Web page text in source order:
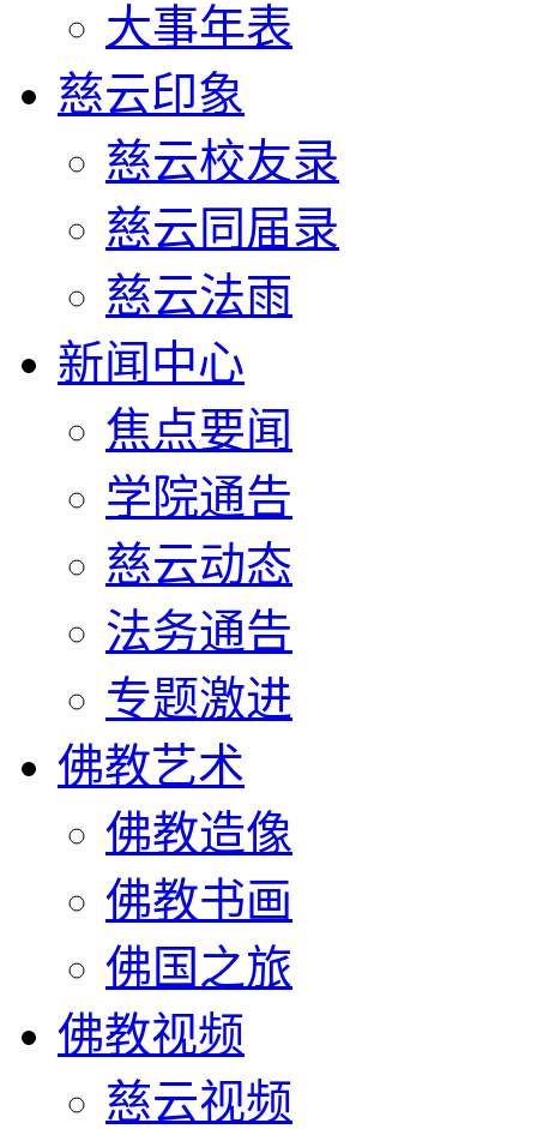
大事年表
慈云印象
慈云校友录
慈云同届录
慈云法雨
新闻中心
焦点要闻
学院通告
慈云动态
法务通告
专题激进
佛教艺术
佛教造像
佛教书画
佛国之旅
佛教视频
慈云视频